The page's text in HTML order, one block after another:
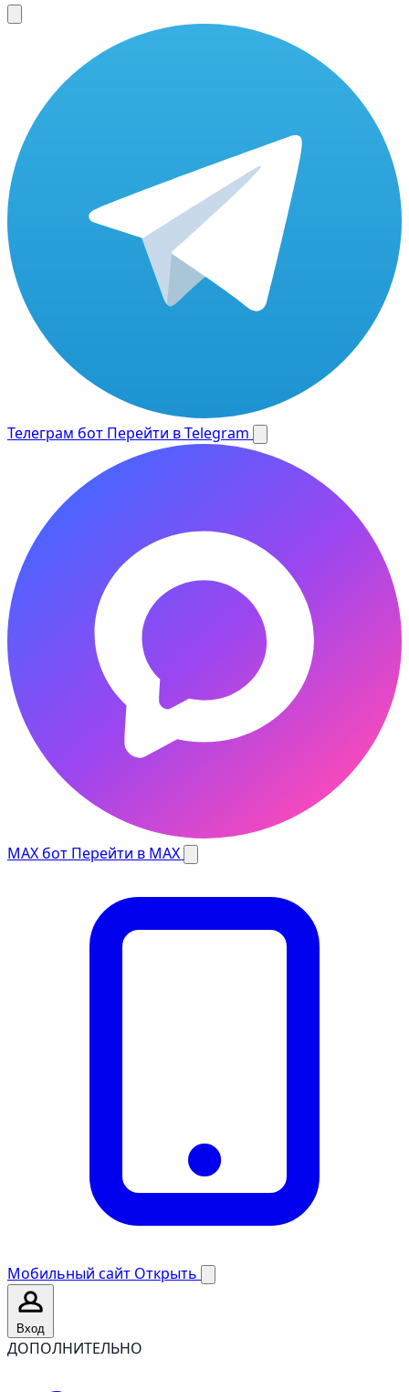
Телеграм бот Перейти в Telegram
MAX бот Перейти в MAX
Мобильный сайт Открыть
Вход
ДОПОЛНИТЕЛЬНО